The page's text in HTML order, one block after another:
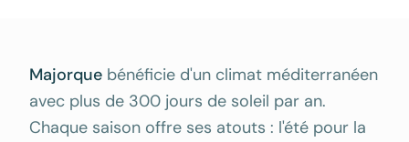
Majorque bénéficie d'un climat méditerranéen
avec plus de 300 jours de soleil par an.
Chaque saison offre ses atouts : l'été pour la